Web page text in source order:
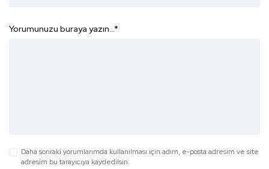
Yorumunuzu buraya yazın...*
Daha sonraki yorumlarımda kullanılması için adım, e-posta adresim ve site
adresim bu tarayıcıya kaydedilsin.